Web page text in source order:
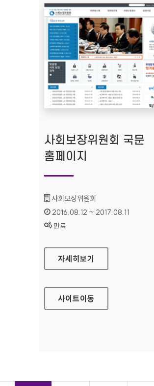
사회보장위원회 국문
홈페이지
기관명 :
사회보장위원회
인증기간 :
2016.08.12 ~ 2017.08.11
상태 :
만료
사회보장위원회 국문 홈페이지
자세히보기
사이트이동